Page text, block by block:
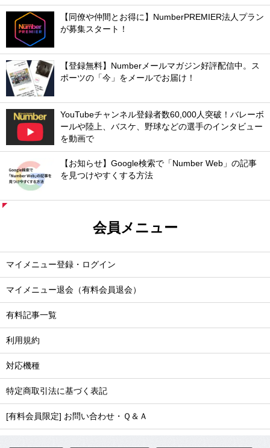
【同僚や仲間とお得に】NumberPREMIER法人プラン
が募集スタート！
【登録無料】Numberメールマガジン好評配信中。ス
ポーツの「今」をメールでお届け！
YouTubeチャンネル登録者数60,000人突破！バレーボ
ールや陸上、バスケ、野球などの選手のインタビュー
を動画で
【お知らせ】Google検索で「Number Web」の記事
を見つけやすくする方法
会員メニュー
マイメニュー登録・ログイン
マイメニュー退会（有料会員退会）
有料記事一覧
利用規約
対応機種
特定商取引法に基づく表記
[有料会員限定] お問い合わせ・Ｑ＆Ａ